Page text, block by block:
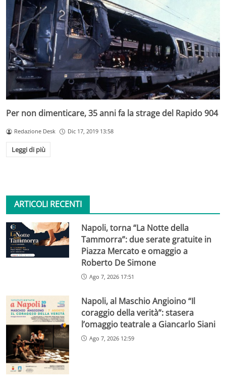
Per non dimenticare, 35 anni fa la strage del Rapido 904
Redazione Desk Dic 17, 2019 13:58
Leggi di più
ARTICOLI RECENTI
Napoli, torna “La Notte della
Tammorra”: due serate gratuite in
Piazza Mercato e omaggio a
Roberto De Simone
Ago 7, 2026 17:51
Napoli, al Maschio Angioino “Il
coraggio della verità”: stasera
l’omaggio teatrale a Giancarlo Siani
Ago 7, 2026 12:59